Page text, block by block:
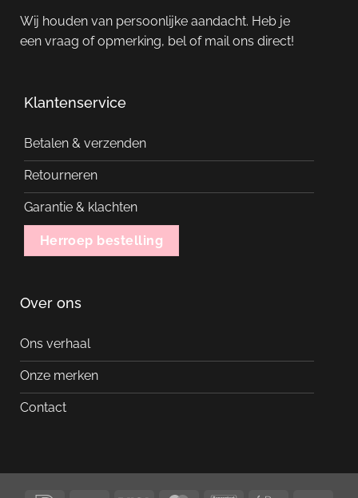
Wij houden van persoonlijke aandacht. Heb je
een vraag of opmerking, bel of mail ons direct!
Klantenservice
Betalen & verzenden
Retourneren
Garantie & klachten
Herroep bestelling
Over ons
Ons verhaal
Onze merken
Contact